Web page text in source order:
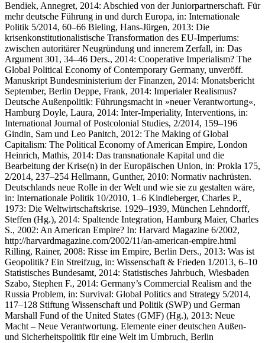
Bendiek, Annegret, 2014: Abschied von der Juniorpartnerschaft. Für
mehr deutsche Führung in und durch Europa, in: Internationale
Politik 5/2014, 60–66 Bieling, Hans-Jürgen, 2013: Die
krisenkonstitutionalistische Transformation des EU-Imperiums:
zwischen autoritärer Neugründung und innerem Zerfall, in: Das
Argument 301, 34–46 Ders., 2014: Cooperative Imperialism? The
Global Political Economy of Contemporary Germany, unveröff.
Manuskript Bundesministerium der Finanzen, 2014: Monatsbericht
September, Berlin Deppe, Frank, 2014: Imperialer Realismus?
Deutsche Außenpolitik: Führungsmacht in »neuer Verantwortung«,
Hamburg Doyle, Laura, 2014: Inter-Imperiality, Interventions, in:
International Journal of Postcolonial Studies, 2/2014, 159–196
Gindin, Sam und Leo Panitch, 2012: The Making of Global
Capitalism: The Political Economy of American Empire, London
Heinrich, Mathis, 2014: Das transnationale Kapital und die
Bearbeitung der Krise(n) in der Europäischen Union, in: Prokla 175,
2/2014, 237–254 Hellmann, Gunther, 2010: Normativ nachrüsten.
Deutschlands neue Rolle in der Welt und wie sie zu gestalten wäre,
in: Internationale Politik 10/2010, 1–6 Kindleberger, Charles P.,
1973: Die Weltwirtschaftskrise. 1929–1939, München Lehndorff,
Steffen (Hg.), 2014: Spaltende Integration, Hamburg Maier, Charles
S., 2002: An American Empire? In: Harvard Magazine 6/2002,
http://harvardmagazine.com/2002/11/an-american-empire.html
Rilling, Rainer, 2008: Risse im Empire, Berlin Ders., 2013: Was ist
Geopolitik? Ein Streifzug, in: Wissenschaft & Frieden 1/2013, 6–10
Statistisches Bundesamt, 2014: Statistisches Jahrbuch, Wiesbaden
Szabo, Stephen F., 2014: Germany’s Commercial Realism and the
Russia Problem, in: Survival: Global Politics and Strategy 5/2014,
117–128 Stiftung Wissenschaft und Politik (SWP) und German
Marshall Fund of the United States (GMF) (Hg.), 2013: Neue
Macht – Neue Verantwortung. Elemente einer deutschen Außen-
und Sicherheitspolitik für eine Welt im Umbruch, Berlin